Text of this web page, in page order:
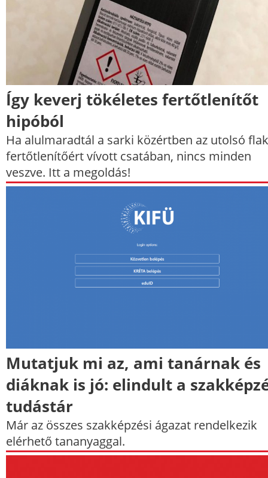
Így keverj tökéletes fertőtlenítőt
hipóból
Ha alulmaradtál a sarki közértben az utolsó
fertőtlenítőért vívott csatában, nincs minden
veszve. Itt a megoldás!
Mutatjuk mi az, ami tanárnak és
diáknak is jó: elindult a
tudástár
Már az összes szakképzési ágazat rendelkezik
elérhető tananyaggal.